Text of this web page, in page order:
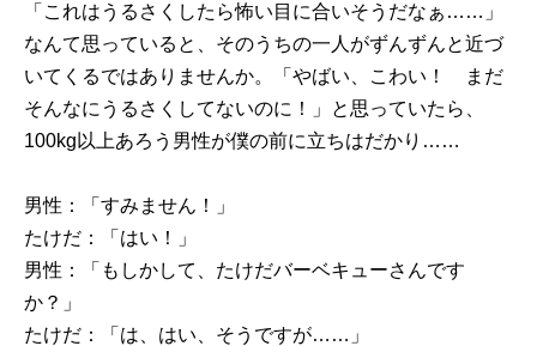
「これはうるさくしたら怖い目に合いそうだなぁ……」
なんて思っていると、そのうちの一人がずんずんと近づ
いてくるではありませんか。「やばい、こわい！ まだ
そんなにうるさくしてないのに！」と思っていたら、
100kg以上あろう男性が僕の前に立ちはだかり……
男性：「すみません！」
たけだ：「はい！」
男性：「もしかして、たけだバーベキューさんです
か？」
たけだ：「は、はい、そうですが……」